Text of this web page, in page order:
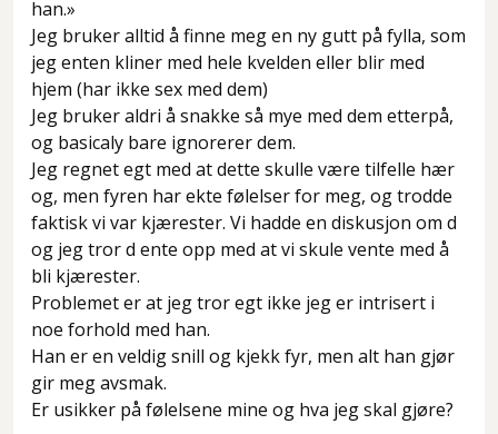
han.»
Jeg bruker alltid å finne meg en ny gutt på fylla, som
jeg enten kliner med hele kvelden eller blir med
hjem (har ikke sex med dem)
Jeg bruker aldri å snakke så mye med dem etterpå,
og basicaly bare ignorerer dem.
Jeg regnet egt med at dette skulle være tilfelle hær
og, men fyren har ekte følelser for meg, og trodde
faktisk vi var kjærester. Vi hadde en diskusjon om d
og jeg tror d ente opp med at vi skule vente med å
bli kjærester.
Problemet er at jeg tror egt ikke jeg er intrisert i
noe forhold med han.
Han er en veldig snill og kjekk fyr, men alt han gjør
gir meg avsmak.
Er usikker på følelsene mine og hva jeg skal gjøre?